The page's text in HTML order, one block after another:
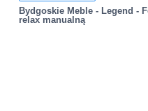
Bydgoskie Meble - Legend -
relax manualną